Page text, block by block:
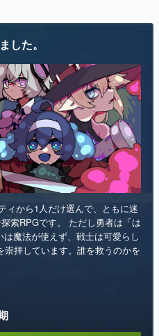
した。
ィから1人だけ選んで、ともに迷
索RPGです。 ただし勇者は「は
魔法が使えず、戦士は可愛らし
拝しています。誰を救うのかを